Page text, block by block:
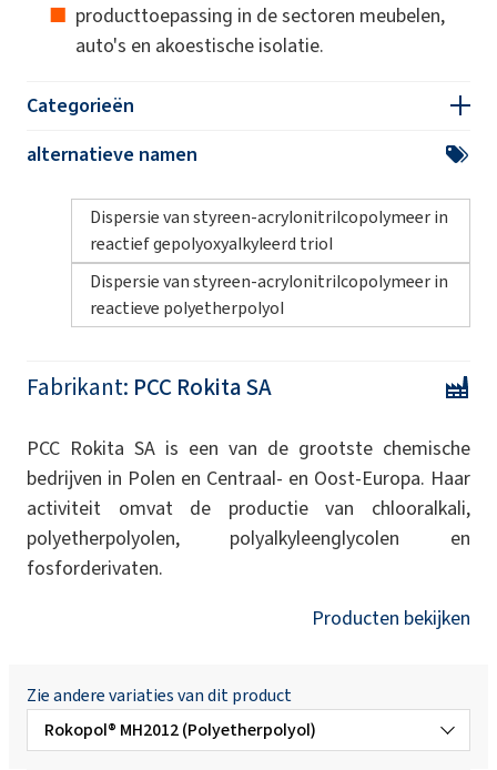
producttoepassing in de sectoren meubelen,
auto's en akoestische isolatie.
Categorieën
alternatieve namen
Dispersie van styreen-acrylonitrilcopolymeer in
reactief gepolyoxyalkyleerd triol
Dispersie van styreen-acrylonitrilcopolymeer in
reactieve polyetherpolyol
Fabrikant: PCC Rokita SA
PCC Rokita SA is een van de grootste chemische
bedrijven in Polen en Centraal- en Oost-Europa. Haar
activiteit omvat de productie van chlooralkali,
polyetherpolyolen, polyalkyleenglycolen en
fosforderivaten.
Producten bekijken
Zie andere variaties van dit product
Rokopol® MH2012 (Polyetherpolyol)